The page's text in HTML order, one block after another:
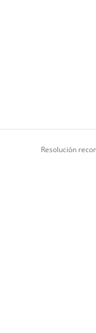
Resolución